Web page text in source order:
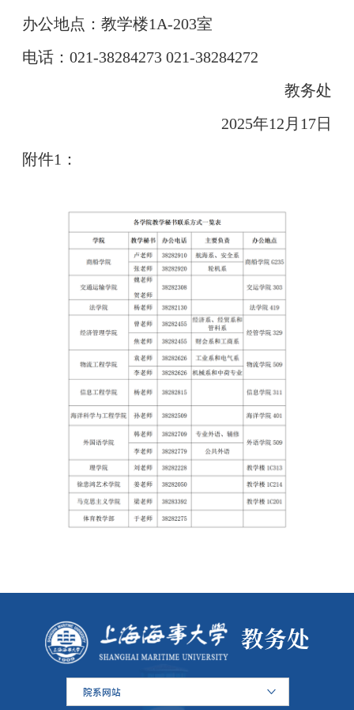
办公地点：教学楼1A-203室
电话：021-38284273 021-38284272
教务处
2025年12月17日
附件1：
教务处
院系网站